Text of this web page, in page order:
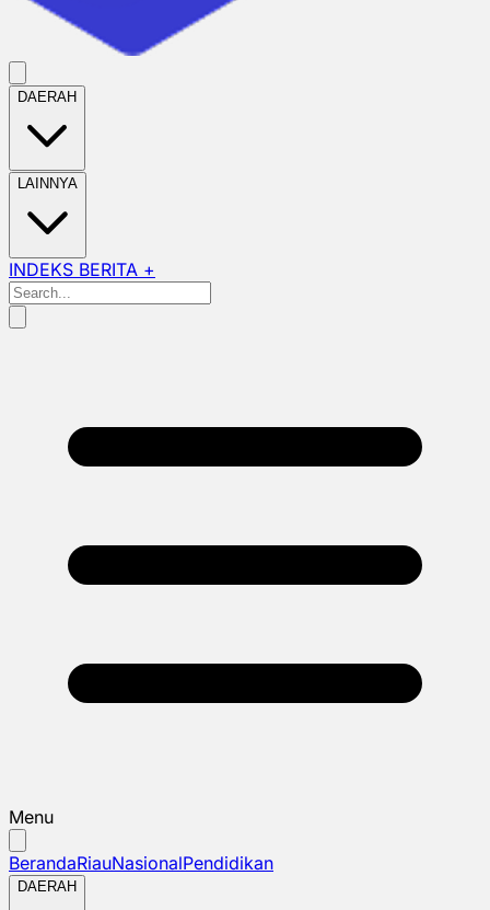
DAERAH
LAINNYA
INDEKS BERITA +
Menu
BerandaRiauNasionalPendidikan
DAERAH